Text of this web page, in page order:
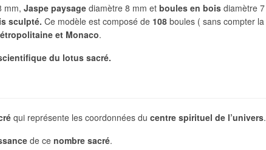
mm, Jaspe paysage diamètre 8 mm et boules en bois diamètre 7
sculpté. Ce modèle est composé de 108 boules ( sans compter la
et Monaco.
du lotus sacré.
qui représente les coordonnées du centre spirituel de l’univers.
de ce nombre sacré.